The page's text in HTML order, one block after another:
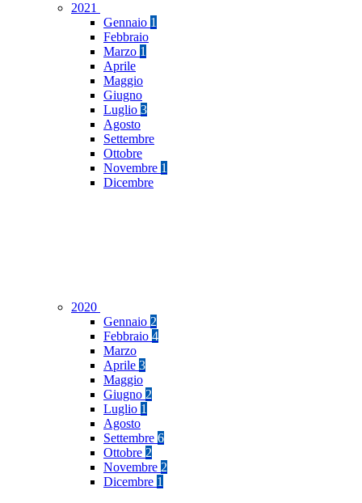
2021
Gennaio 1
Febbraio
Marzo 1
Aprile
Maggio
Giugno
Luglio 3
Agosto
Settembre
Ottobre
Novembre 1
Dicembre
2020
Gennaio 2
Febbraio 4
Marzo
Aprile 3
Maggio
Giugno 2
Luglio 1
Agosto
Settembre 6
Ottobre 2
Novembre 2
Dicembre 1